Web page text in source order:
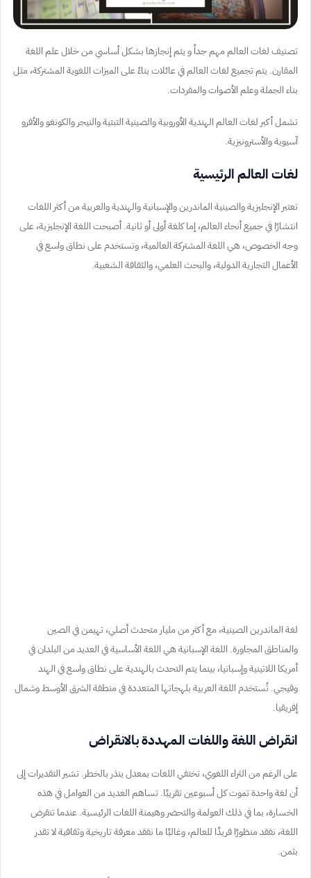
تصنيف لغات العالم مهم جداً و يتم إنجازها بشكل أساسي من خلال علم اللغة
المقارن. يتم تجميع لغات العالم في عائلات بناءً على الميزات اللغوية المشتركة، مثل
بناء الجملة وعلم الأصوات والمفردات.
تشمل أكبر لغات العالم الهندية الأوروبية والصينية التبتية والنيجر والكونغو والأفرو
آسيوية والأسترونيزية.
لغات العالم الرئيسية
تعتبر الإنجليزية والصينية الماندرين والإسبانية والهندية والعربية من أكثر اللغات
انتشارًا في جميع أنحاء العالم، إما كلغة أولى أو ثانية. أصبحت اللغة الإنجليزية، على
وجه الخصوص، هي اللغة المشتركة العالمية، وتستخدم على نطاق واسع في
الأعمال التجارية الدولية، والبحث العلمي، والثقافة الشعبية.
لغة الماندرين الصينية، مع أكثر من مليار متحدث أصلي، تهيمن في الصين
والمناطق المجاورة. اللغة الإسبانية هي اللغة الأساسية في العديد من البلدان في
أمريكا اللاتينية وإسبانيا، بينما يتم التحدث بالهندية على نطاق واسع في الهند
وفيجي. تُستخدم اللغة العربية بلهجاتها المتعددة في منطقة الشرق الأوسط وشمال
إفريقيا.
انقراض اللغة واللغات المهددة بالانقراض
على الرغم من الثراء اللغوي، تختفي اللغات بمعدل ينذر بالخطر. تشير التقديرات إلى
أن لغة واحدة تموت كل أسبوعين تقريبًا. تساهم العديد من العوامل في هذه
الخسارة، بما في ذلك العولمة والتحضر وهيمنة اللغات الرئيسية. عندما تنقرض
اللغة، نفقد منظورًا فريدًا للعالم، وغالبًا ما نفقد معرفة تاريخية وثقافية لا تقدر
بثمن.